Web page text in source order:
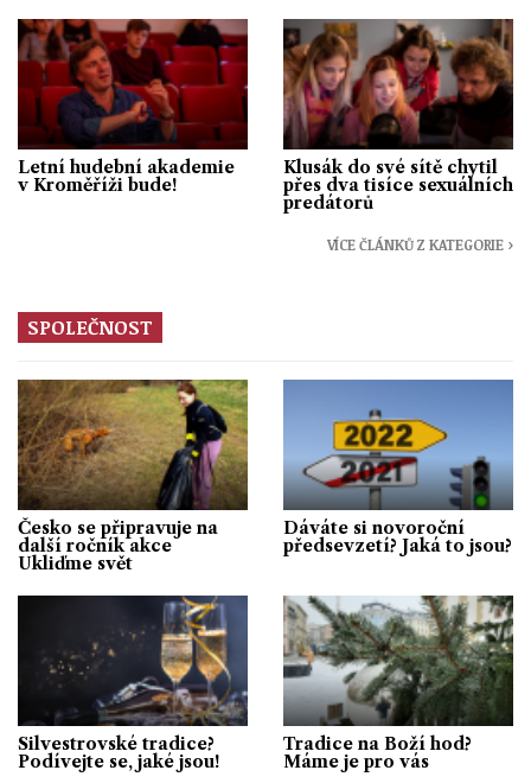
Letní hudební akademie
v Kroměříži bude!
Klusák do své sítě chytil
přes dva tisíce sexuálních
predátorů
VÍCE ČLÁNKŮ Z KATEGORIE ›
SPOLEČNOST
Česko se připravuje na
další ročník akce
Ukliďme svět
Dáváte si novoroční
předsevzetí? Jaká to jsou?
Silvestrovské tradice?
Podívejte se, jaké jsou!
Tradice na Boží hod?
Máme je pro vás